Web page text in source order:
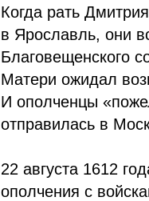
Когда рать
в Ярославль, они
Благовещенского
Матери ожидал
И ополченцы «
отправилась в
22 августа 1612
ополчения с